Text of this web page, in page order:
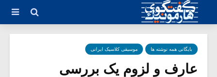
بایگانی همه نوشته ها موسیقی کلاسیک ایرانی
عارف و لزوم یک بررسی